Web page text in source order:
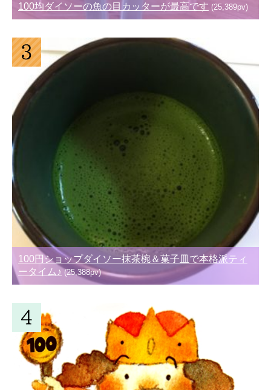
100均ダイソーの魚の目カッターが最高です (25,389pv)
100円ショップダイソー抹茶椀＆菓子皿で本格派ティ
ータイム♪ (25,388pv)